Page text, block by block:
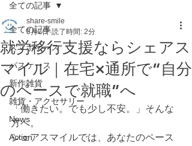
全ての記事
スマホケース
パスケース
新作雑貨
雑貨・アクセサリー
News
Action
全ての記事
就労移行支援ならシェアス
マイル｜在宅×通所で“自分
のペースで就職”へ
share-smile
5月2日 読了時間: 2分
「働きたい。でも少し不安。」そんな
方へ。
シェアスマイルでは、あなたのペース